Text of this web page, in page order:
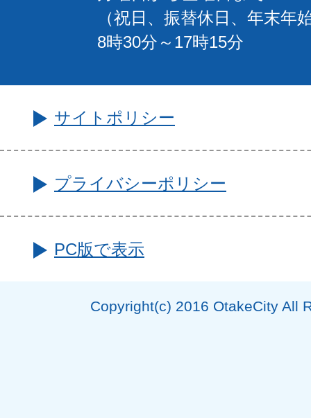
（祝日、振替休日、年末年
8時30分～17時15分
サイトポリシー
プライバシーポリシー
PC版で表示
Copyright(c) 2016 OtakeCity All